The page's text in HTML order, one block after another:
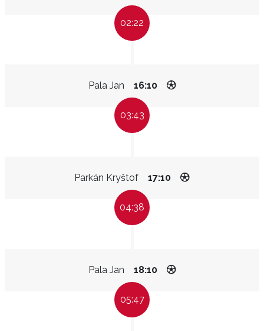
02:22
Pala Jan 16:10
03:43
Parkán Kryštof 17:10
04:38
Pala Jan 18:10
05:47